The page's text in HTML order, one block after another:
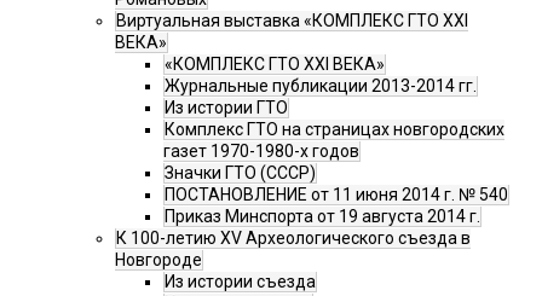
Виртуальная выставка «КОМПЛЕКС ГТО XXI
ВЕКА»
«КОМПЛЕКС ГТО XXI ВЕКА»
Журнальные публикации 2013-2014 гг.
Из истории ГТО
Комплекс ГТО на страницах новгородских
газет 1970-1980-х годов
Значки ГТО (СССР)
ПОСТАНОВЛЕНИЕ от 11 июня 2014 г. № 540
Приказ Минспорта от 19 августа 2014 г.
К 100-летию XV Археологического съезда в
Новгороде
Из истории съезда